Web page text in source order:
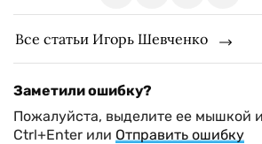
Все статьи Игорь Шевченко
Заметили ошибку?
Пожалуйста, выделите ее мышкой
Ctrl+Enter или Отправить ошибку